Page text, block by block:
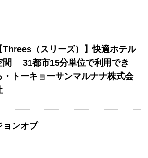
Threes（スリーズ）】快適ホテル
間 31都市15分単位で利用でき
・トーキョーサンマルナナ株式会
ョンオプ